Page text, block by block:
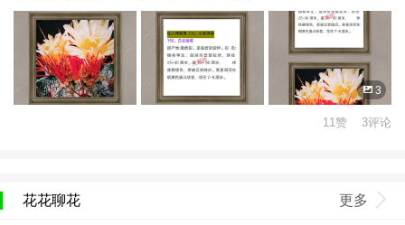
3
11赞 3评论
花花聊花 更多